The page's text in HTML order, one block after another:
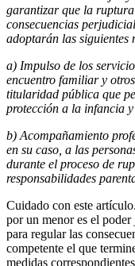
garantizar que la
consecuencias
adoptarán las siguientes
a) Impulso de los
encuentro familiar y
titularidad pública que
protección a la infancia
b) Acompañamiento
en su caso, a las
durante el proceso de
responsabilidades
Cuidado con este
por un menor es el
para regular las
competente el que
medidas